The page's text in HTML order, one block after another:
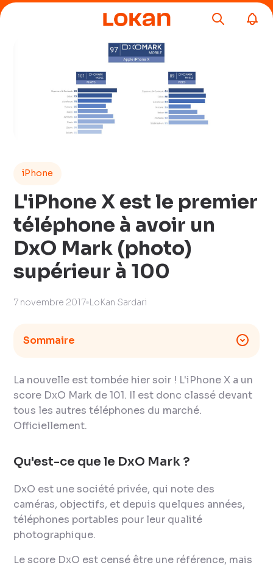
iPhone
L'iPhone X est le premier
téléphone à avoir un
DxO Mark (photo)
supérieur à 100
7 novembre 2017 LoKan Sardari
Sommaire
La nouvelle est tombée hier soir ! L'iPhone X a un
score DxO Mark de 101. Il est donc classé devant
tous les autres téléphones du marché.
Officiellement.
Qu'est-ce que le DxO Mark ?
DxO est une société privée, qui note des
caméras, objectifs, et depuis quelques années,
téléphones portables pour leur qualité
photographique.
Le score DxO est censé être une référence, mais